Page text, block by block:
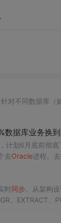
对不同数据库（
数据库业务换到
，计划6月底前彻底
去Oracle进程。去
时同步。从架构
、EXTRACT、